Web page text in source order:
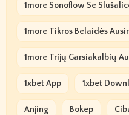
1more Sonoflow Se
1more Tikros Belaidės
1more Trijų Garsiakalbių
1xbet App 1xbet
Anjing Bokep